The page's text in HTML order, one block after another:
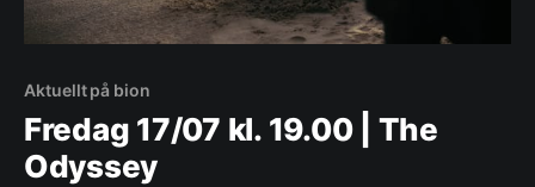
Aktuellt på bion
Fredag 17/07 kl. 19.00 | The
Odyssey